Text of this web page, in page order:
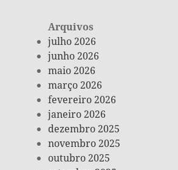
Arquivos
julho 2026
junho 2026
maio 2026
março 2026
fevereiro 2026
janeiro 2026
dezembro 2025
novembro 2025
outubro 2025